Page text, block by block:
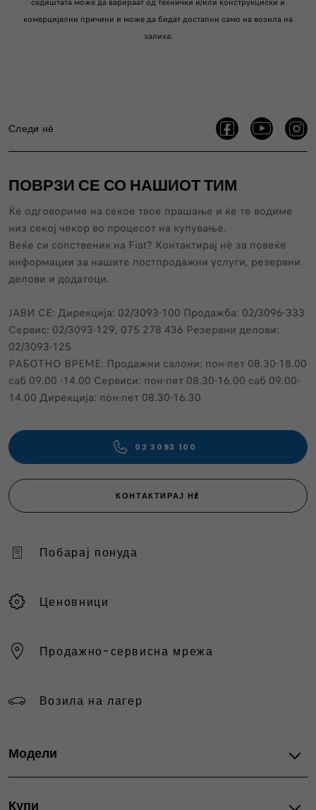
комерцијални причини и може да бидат достапни само на возила на
залиха.
Следи нѐ
ПОВРЗИ СЕ СО НАШИОТ ТИМ
Ќе одговориме на секое твое прашање и ќе те водиме
низ секој чекор во процесот на купување.
Веќе си сопственик нa Fiat? Контактирај нѐ за повеќе
информации за нашите постпродажни услуги, резервни
делови и додатоци.
ЈАВИ СЕ: Дирекција: 02/3093-100 Продажба: 02/3096-333
Сервис: 02/3093-129, 075 278 436 Резервни делови:
02/3093-125
РАБОТНО ВРЕМЕ: Продажни салони: пон-пет 08.30-18.00
саб 09.00 -14.00 Сервиси: пон-пет 08.30-16.00 саб 09.00-
14.00 Дирекција: пон-пет 08.30-16.30
02 3093 100
КОНТАКТИРАЈ НÈ
Побарај понуда
Ценовници
Продажно-сервисна мрежа
Возила на лагер
Модели
Купи